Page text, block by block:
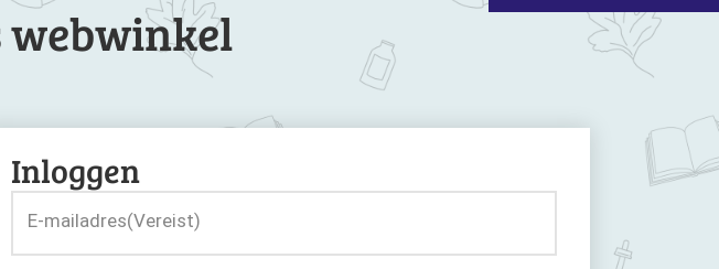
Inloggen
E-mailadres(Vereist)